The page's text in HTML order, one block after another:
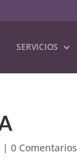
SERVICIOS
|0 Comentarios